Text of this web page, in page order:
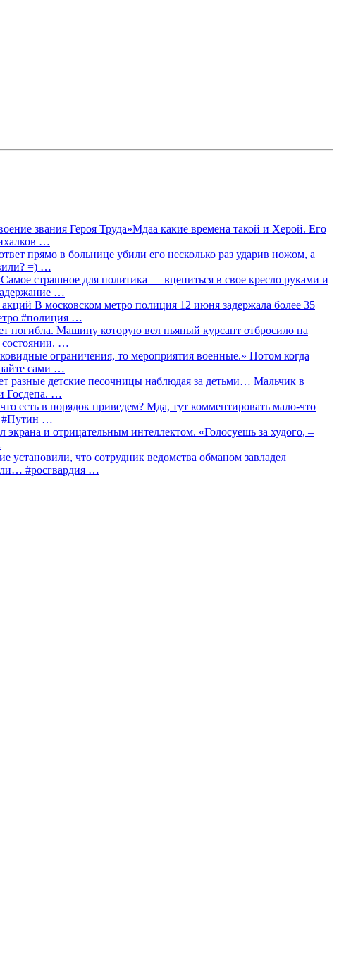
звания Героя Труда»Мдаа какие времена такой и Херой. Его
…
прямо в больнице убили его несколько раз ударив ножом, а
=) …
страшное для политика — вцепиться в свое кресло руками и
…
В московском метро полиция 12 июня задержала более 35
#полиция …
погибла. Машину которую вел пьяный курсант отбросило на
состоянии. …
ограничения, то мероприятия военные.» Потом когда
сами …
разные детские песочницы наблюдая за детьми… Мальчик в
Госдепа. …
есть в порядок приведем? Мда, тут комментировать мало-что
#Путин …
и отрицательным интеллектом. «Голосуешь за худого, –
что сотрудник ведомства обманом завладел
#росгвардия …